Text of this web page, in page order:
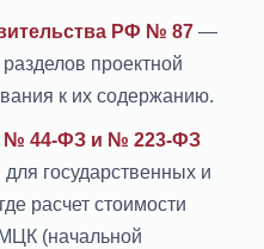
РФ № 87 —
проектной
к их содержанию.
№ 44-ФЗ и № 223-ФЗ
государственных и
расчет стоимости
(начальной